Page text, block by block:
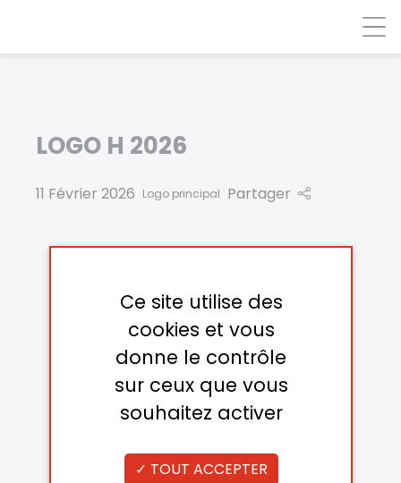
LOGO H 2026
11 Février 2026 Logo principal Partager
Ce site utilise des
cookies et vous
donne le contrôle
sur ceux que vous
souhaitez activer
TOUT ACCEPTER